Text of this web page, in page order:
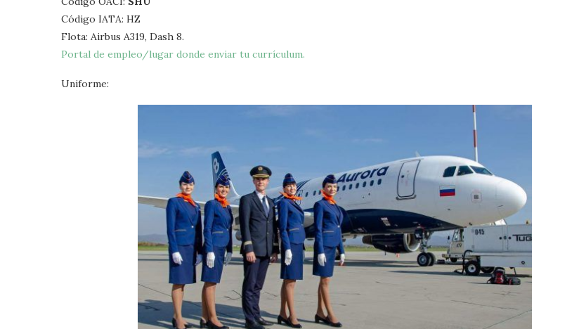
Código IATA: HZ
Flota: Airbus A319, Dash 8.
Portal de empleo/lugar donde enviar tu currículum.
Uniforme: